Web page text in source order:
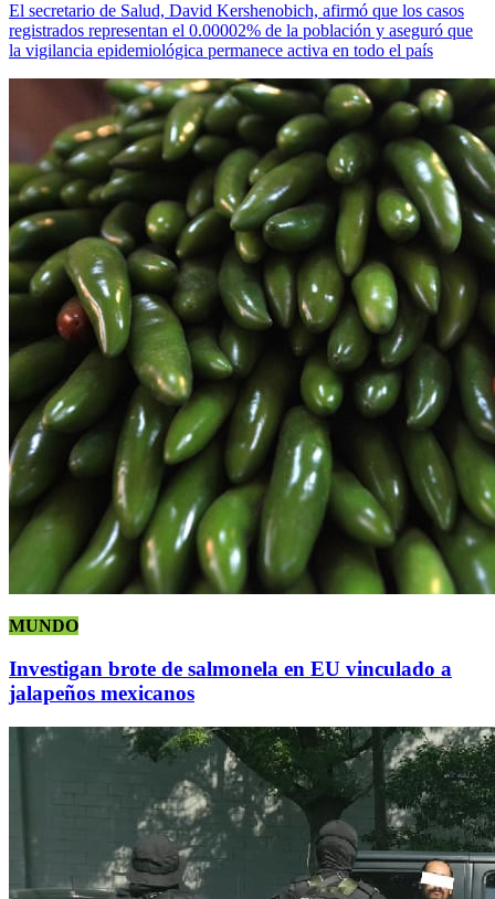
El secretario de Salud, David Kershenobich, afirmó que los casos
registrados representan el 0.00002% de la población y aseguró que
la vigilancia epidemiológica permanece activa en todo el país
MUNDO
Investigan brote de salmonela en EU vinculado a
jalapeños mexicanos